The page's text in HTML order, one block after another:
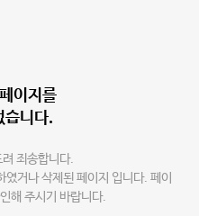
이지를
습니다.
죄송합니다.
거나 삭제된 페이지 입니다. 페이
해 주시기 바랍니다.